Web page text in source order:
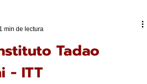
Tadao
- ITT
1 min de lectura